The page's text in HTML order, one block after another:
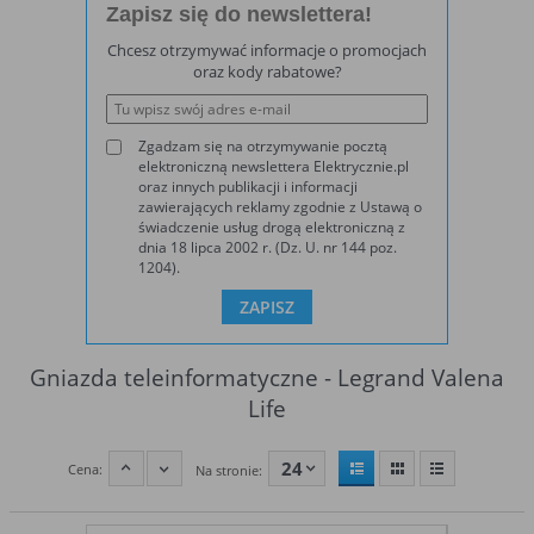
wybrane funkcje nie będą działać
prawidłowo.
Umożliwiają realizację modelu biznesowego
w oparciu o który udostępniona jest
witryna, ich zablokowanie nie spowoduje
niedostępności całości funkcjonalności
serwisu, ale może obniżyć poziom
świadczenia usługi ze względu na brak
możliwości realizacji przez właściciela
witryny przychodów subsydiujących
działanie serwisu. Do tej kategorii należą
np. cookies reklamowe.
B. Ze względu na czas przez jaki cookie będzie
umieszczone w urządzeniu końcowym użytkownika:
tymczasowe
cookies)
cookie umieszczone na czas korzystania z
przeglądarki (sesji), zostaje wykasowane po
Zapisz się do newslettera!
Chcesz otrzymywać informacje o promocjach
oraz kody rabatowe?
Zgadzam się na otrzymywanie pocztą
elektroniczną newslettera Elektrycznie.pl
oraz innych publikacji i informacji
zawierających reklamy zgodnie z Ustawą o
świadczenie usług drogą elektroniczną z
dnia 18 lipca 2002 r. (Dz. U. nr 144 poz.
1204).
Gniazda teleinformatyczne - Legrand Valena
Life
Na stronie: 24
Cena: